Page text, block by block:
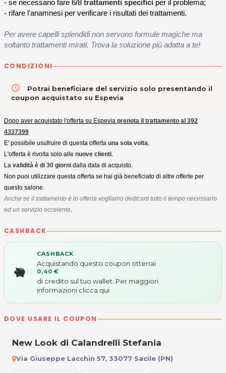
- se necessario fare 6/8 trattamenti specifici per il problema;
- rifare l'anamnesi per verificare i risultati dei trattamenti.
Per avere capelli splendidi non servono formule magiche ma
soltanto trattamenti mirati. Trova la soluzione più adatta a te!
CONDIZIONI
access_time
Potrai beneficiare del servizio solo presentando il
coupon acquistato su Espevia
Dopo aver acquistato l'offerta su Espevia prenota il trattamento al 392
4337399
E' possibile usufruire di questa offerta una sola volta.
L'offerta è rivolta solo alle nuove clienti.
La validità è di 30 giorni dalla data di acquisto.
Non puoi utilizzare questa offerta se hai già beneficiato di altre offerte per
questo salone.
Anche se il trattamento è in offerta vogliamo dedicarti tutto il tempo necessario
ed un servizio eccelente.
CASHBACK
CASHBACK
Acquistando questo coupon otterrai
0,40 €
di credito sul tuo wallet. Per maggiori
informazioni clicca qui
DOVE USARE IL COUPON
New Look di Calandrelli Stefania
Via Giuseppe Lacchin 57, 33077 Sacile (PN)